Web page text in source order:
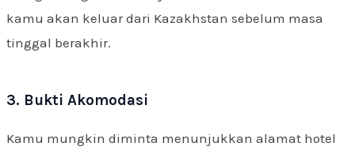
kamu akan keluar dari Kazakhstan sebelum masa
tinggal berakhir.
3. Bukti Akomodasi
Kamu mungkin diminta menunjukkan alamat hotel